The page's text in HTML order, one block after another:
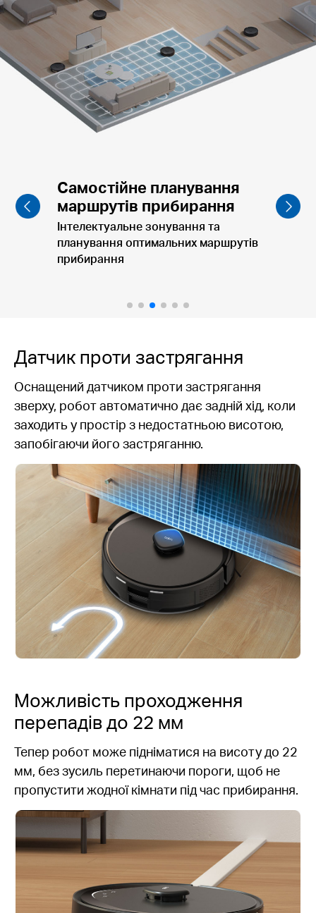
Прибирання з урахуванням
меблів
Чистий обідній стіл і миски для
домашніх тварин після їжі.
Датчик проти застрягання
Оснащений датчиком проти застрягання
зверху, робот автоматично дає задній хід, коли
заходить у простір з недостатньою висотою,
запобігаючи його застряганню.
Можливість проходження
перепадів до 22 мм
Тепер робот може підніматися на висоту до 22
мм, без зусиль перетинаючи пороги, щоб не
пропустити жодної кімнати під час прибирання.